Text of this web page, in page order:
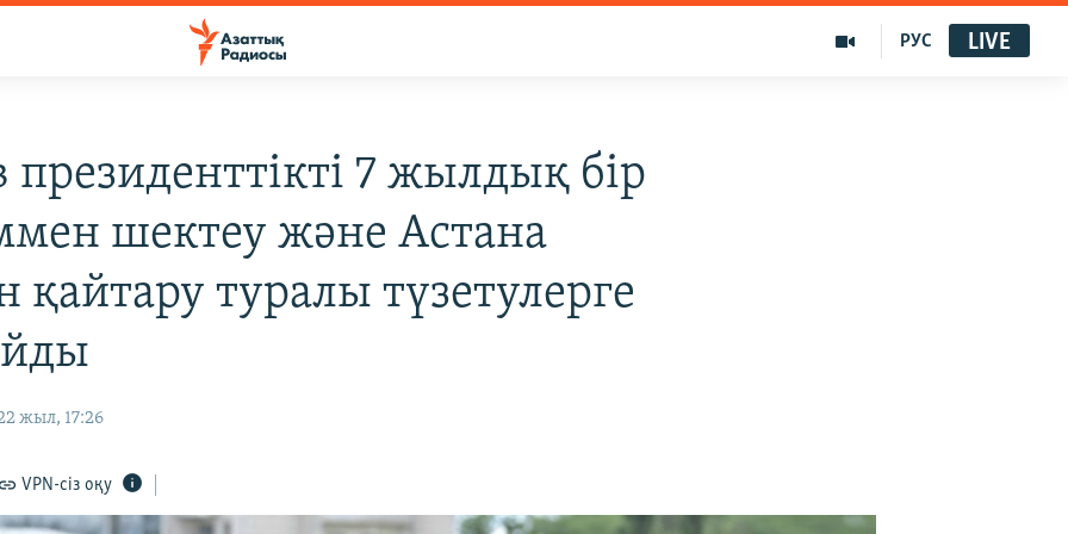
РУС LIVE
президенттікті 7 жылдық бір
шектеу және Астана
қайтару туралы түзетулерге
жыл, 17:26
VPN-сіз оқу